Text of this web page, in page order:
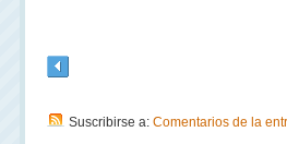
Suscribirse a: Comentarios de la